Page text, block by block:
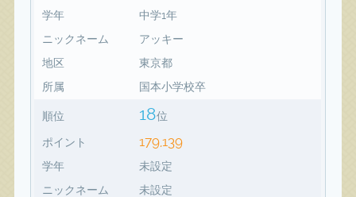
学年
中学1年
ニックネーム
アッキー
地区
東京都
所属
国本小学校卒
順位 18位
ポイント 179,139
学年
未設定
ニックネーム
未設定